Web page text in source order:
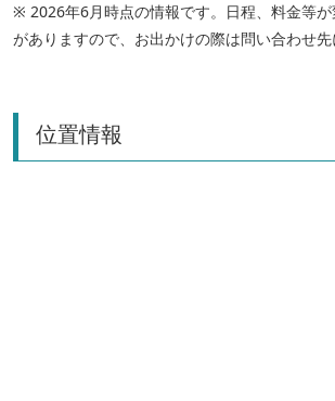
※ 2026年6月時点の情報です。日程、料金等
がありますので、お出かけの際は問い合わせ先
位置情報